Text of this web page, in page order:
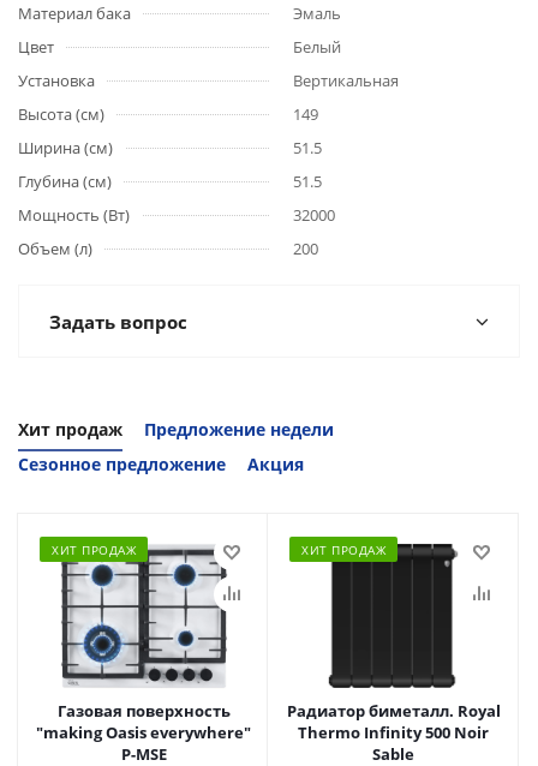
Материал бака
Эмаль
Цвет
Белый
Установка
Вертикальная
Высота (см)
149
Ширина (см)
51.5
Глубина (см)
51.5
Мощность (Вт)
32000
Объем (л)
200
Задать вопрос
Хит продаж
Предложение недели
Сезонное предложение
Акция
ХИТ ПРОДАЖ
Газовая поверхность
"making Oasis everywhere"
P-MSE
ХИТ ПРОДАЖ
Радиатор биметалл. Royal
Thermo Infinity 500 Noir
Sable